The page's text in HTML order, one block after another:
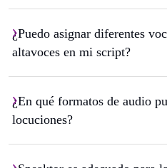
¿Puedo asignar diferentes
altavoces en mi script?
¿En qué formatos de audio
locuciones?